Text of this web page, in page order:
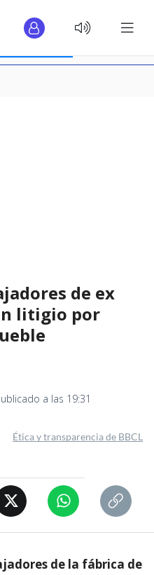
de ex
litigio por
a las 19:31
Ética y transparencia de BBCL
de la fábrica de